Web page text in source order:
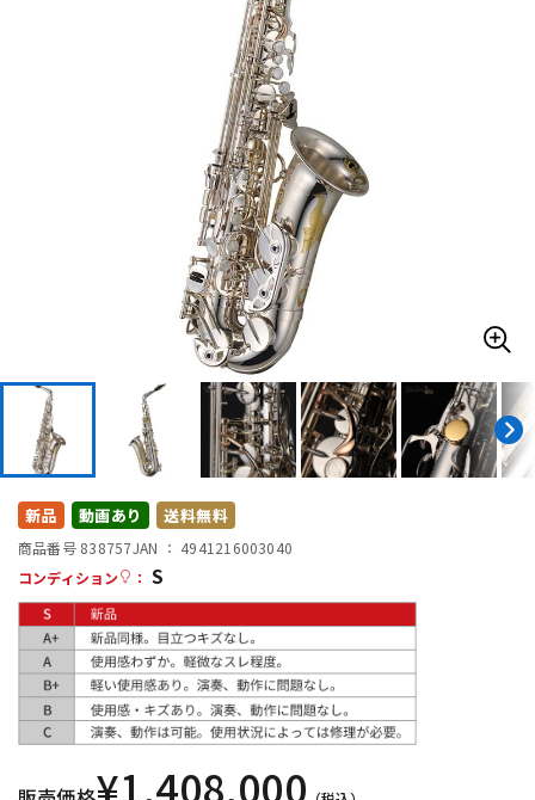
エフェクター
DTM オンライン納品
配信/ライブ機器 楽器アクセサリ
中古
新品 動画あり 送料無料
商品番号 838757JAN ： 4941216003040
コンディション
： S
¥1,408,000